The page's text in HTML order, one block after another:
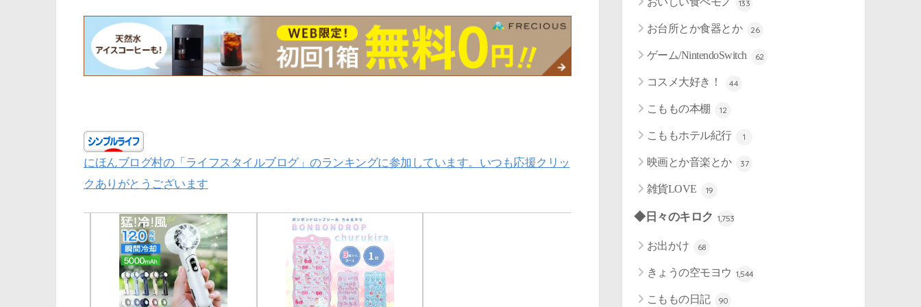
にほんブログ村の「ライフスタイルブログ」のランキングに参加しています。いつも応援クリッ
クありがとうございます
133
お台所とか食器とか 26
ゲーム/NintendoSwitch 62
コスメ大好き！ 44
こももの本棚 12
こももホテル紀行 1
映画とか音楽とか 37
雑貨LOVE 19
◆日々のキロク 1,753
お出かけ 68
きょうの空モヨウ 1,544
こももの日記 90